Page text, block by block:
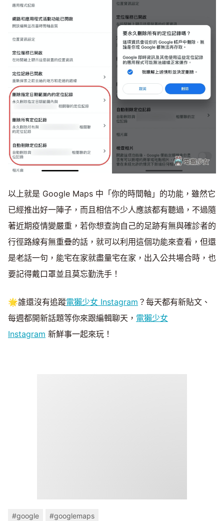
以上就是 Google Maps 中「你的時間軸」的功能，雖然它
已經推出好一陣子，而且相信不少人應該都有聽過，不過隨
著近期疫情變嚴重，若你想查詢自己的足跡有無與確診者的
行徑路線有無重疊的話，就可以利用這個功能來查看，但還
是老話一句，能宅在家就盡量宅在家，出入公共場合時，也
要記得戴口罩並且莫忘勤洗手！
🌟誰還沒有追蹤電獺少女 Instagram ？每天都有新貼文、
每週都開新話題等你來跟編輯聊天， 電獺少女
Instagram 新鮮事一起來玩！
#google #googlemaps